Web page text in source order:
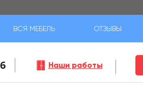
ВСЯ МЕБЕЛЬ ОТЗЫВЫ
Наши работы